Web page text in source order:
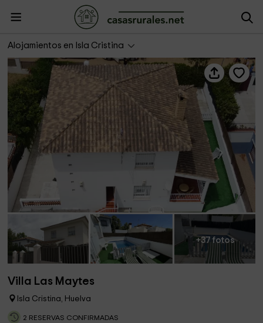
Alojamientos en Isla Cristina
+37 fotos
Villa Las Maytes
Isla Cristina, Huelva
2 RESERVAS CONFIRMADAS